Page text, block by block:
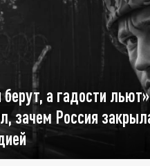
а гадости
зачем Россия